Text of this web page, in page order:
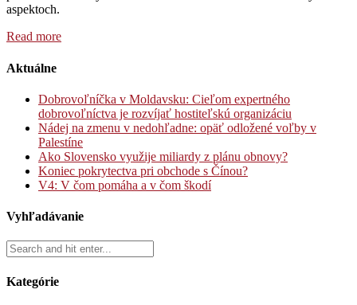
aspektoch.
Read more
Aktuálne
Dobrovoľníčka v Moldavsku: Cieľom expertného
dobrovoľníctva je rozvíjať hostiteľskú organizáciu
Nádej na zmenu v nedohľadne: opäť odložené voľby v
Palestíne
Ako Slovensko využije miliardy z plánu obnovy?
Koniec pokrytectva pri obchode s Čínou?
V4: V čom pomáha a v čom škodí
Vyhľadávanie
Kategórie